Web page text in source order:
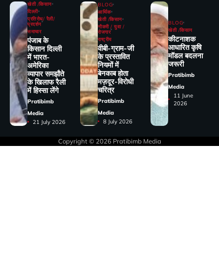
खेती /किसान
दिल्ली
प्रतिरोध/ रैली/
प्रदर्शन
समाचार
पंजाब के
किसान दिल्ली
में भारत-
अमेरिका
व्यापार समझौते
के खिलाफ रैली
में हिस्सा लेंगे
Pratibimb
Media
21 July 2026
BLOG
आर्थिक
खेती /किसान
नौकरी / युवा /
रोजगार
राष्ट्रीय
वीबी-ग्राम-जी
के प्रस्तावित
नियमों में
बेनकाब होता
मज़दूर-विरोधी
चरित्र
Pratibimb
Media
8 July 2026
BLOG
खेती /किसान
कीटनाशक
आधारित कृषि
मॉडल बदलना
जरूरी
Pratibimb
Media
11 June
2026
Copyright © 2026 Pratibimb Media